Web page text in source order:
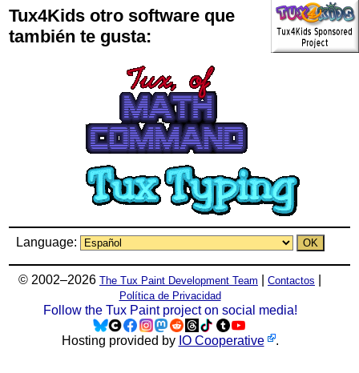
Tux4Kids otro software que
también te gusta:
Language:
© 2002–2026 The Tux Paint Development Team Contactos
Política de Privacidad
Follow the Tux Paint project on social media!
Hosting provided by IO Cooperative .